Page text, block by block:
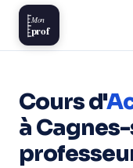
Mon
prof
Cours d'
à